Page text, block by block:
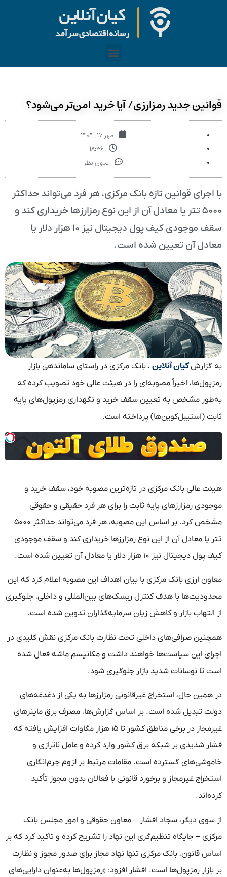
قوانین جدید رمزارزی/ آیا خرید امن‌تر می‌شود؟
مهر ۱۷, ۱۴۰۴
۱۸:۳۶
بدون نظر
با اجرای قوانین تازه بانک مرکزی، هر فرد می‌تواند حداکثر
۵۰۰۰ تتر یا معادل آن از این نوع رمزارزها خریداری کند و
سقف موجودی کیف پول دیجیتال نیز ۱۰ هزار دلار یا
معادل آن تعیین شده است.
به گزارشکیان آنلاین ، بانک مرکزی در راستای ساماندهی بازار
رمزپول‌ها، اخیراً مصوبه‌ای را در هیئت عالی خود تصویب کرده که
به‌طور مشخص به تعیین سقف خرید و نگهداری رمزپول‌های پایه
ثابت (استیبل‌کوین‌ها) پرداخته است.
هیئت عالی بانک مرکزی در تازه‌ترین مصوبه خود، سقف خرید و
موجودی رمزارزهای پایه ثابت را برای هر فرد حقیقی و حقوقی
مشخص کرد. بر اساس این مصوبه، هر فرد می‌تواند حداکثر ۵۰۰۰
تتر یا معادل آن از این نوع رمزارزها خریداری کند و سقف موجودی
کیف پول دیجیتال نیز ۱۰ هزار دلار یا معادل آن تعیین شده است.
معاون ارزی بانک مرکزی با بیان اهداف این مصوبه اعلام کرد که این
محدودیت‌ها با هدف کنترل ریسک‌های بین‌المللی و داخلی، جلوگیری
از التهاب بازار و کاهش زیان سرمایه‌گذاران تدوین شده است.
همچنین صرافی‌های داخلی تحت نظارت بانک مرکزی نقش کلیدی در
اجرای این سیاست‌ها خواهند داشت و مکانیسم ماشه فعال شده
است تا نوسانات شدید بازار جلوگیری شود.
در همین حال، استخراج غیرقانونی رمزارزها به یکی از دغدغه‌های
دولت تبدیل شده است. بر اساس گزارش‌ها، مصرف برق ماینرهای
غیرمجاز در برخی مناطق کشور تا ۱۵ هزار مگاوات افزایش یافته که
فشار شدیدی بر شبکه برق کشور وارد کرده و عامل ناترازی و
خاموشی‌های گسترده است. مقامات مرتبط بر لزوم جرم‌انگاری
استخراج غیرمجاز و برخورد قانونی با فعالان بدون مجوز تأکید
کرده‌اند.
از سوی دیگر، سجاد افشار – معاون حقوقی و امور مجلس بانک
مرکزی – جایگاه تنظیم‌گری این نهاد را تشریح کرده و تاکید کرد که بر
اساس قانون، بانک مرکزی تنها نهاد مجاز برای صدور مجوز و نظارت
بر بازار رمزپول‌ها است. افشار افزود: «رمزپول‌ها به‌عنوان دارایی‌های